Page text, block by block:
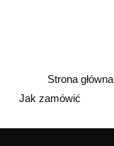
Strona główna
Jak zamówić